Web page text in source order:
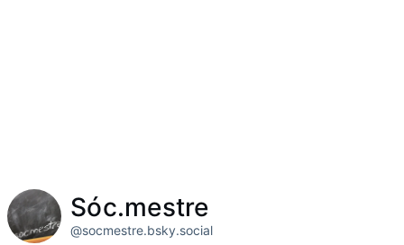
Sóc.mestre
@socmestre.bsky.social